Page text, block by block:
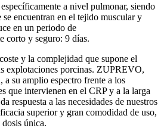
a nivel pulmonar, siendo
encuentran en el tejido muscular y
en un periodo de
corto y seguro: 9 días.
y la complejidad que supone el
explotaciones porcinas. ZUPREVO,
a su amplio espectro frente a los
que intervienen en el CRP y a la larga
respuesta a las necesidades de nuestros
superior y gran comodidad de uso,
única.